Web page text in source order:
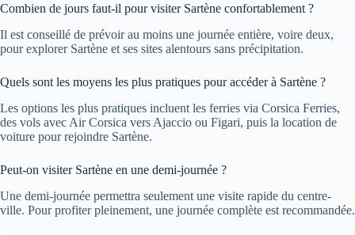
Combien de jours faut-il pour visiter Sartène confortablement ?
Il est conseillé de prévoir au moins une journée entière, voire deux,
pour explorer Sartène et ses sites alentours sans précipitation.
Quels sont les moyens les plus pratiques pour accéder à Sartène ?
Les options les plus pratiques incluent les ferries via Corsica Ferries,
des vols avec Air Corsica vers Ajaccio ou Figari, puis la location de
voiture pour rejoindre Sartène.
Peut-on visiter Sartène en une demi-journée ?
Une demi-journée permettra seulement une visite rapide du centre-
ville. Pour profiter pleinement, une journée complète est recommandée.